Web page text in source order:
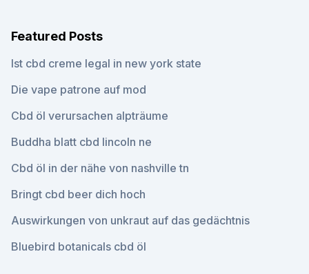
Featured Posts
Ist cbd creme legal in new york state
Die vape patrone auf mod
Cbd öl verursachen alpträume
Buddha blatt cbd lincoln ne
Cbd öl in der nähe von nashville tn
Bringt cbd beer dich hoch
Auswirkungen von unkraut auf das gedächtnis
Bluebird botanicals cbd öl